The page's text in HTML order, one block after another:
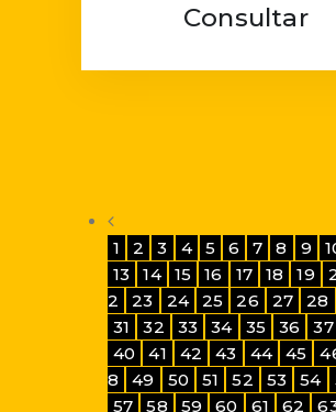
Consultar
1 2 3 4 5 6 7 8 9
13
14 15 16 17 18 19
2
23 24 25 26 27 28
31
32 33 34 35 36 37
40
41 42 43 44 45
8
49 50 51 52 53 54
57
58 59 60 61 62